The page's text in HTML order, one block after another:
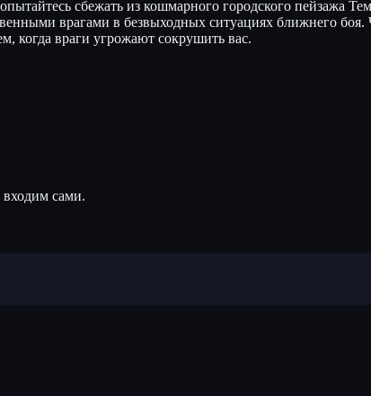
сбежать из кошмарного городского пейзажа
врагами в безвыходных ситуациях ближнего
когда враги угрожают сокрушить вас.
сами.